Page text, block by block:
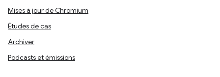
Mises à jour de Chromium
Études de cas
Archiver
Podcasts et émissions